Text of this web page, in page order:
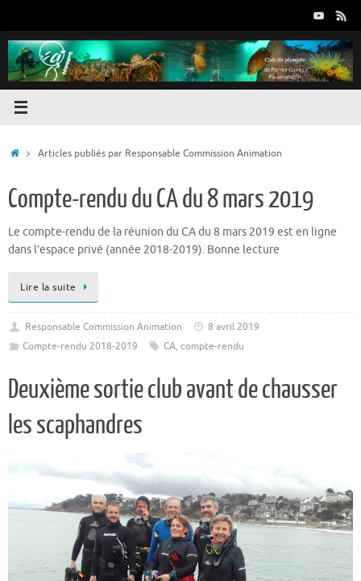
contenu
AccueilArticles publiés par Responsable Commission Animation
Compte-rendu du CA du 8 mars 2019
Le compte-rendu de la réunion du CA du 8 mars 2019 est en ligne
dans l’espace privé (année 2018-2019). Bonne lecture
Lire la suite
Responsable Commission Animation
8 avril 2019
Compte-rendu 2018-2019
CA,compte-rendu
Deuxième sortie club avant de chausser
les scaphandres